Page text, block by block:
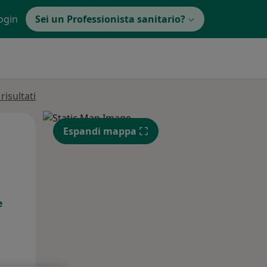
Sei un Professionista sanitario?
Ven, Sab,
15 Ago
Espandi mappa